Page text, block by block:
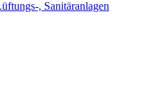
, Sanitäranlagen